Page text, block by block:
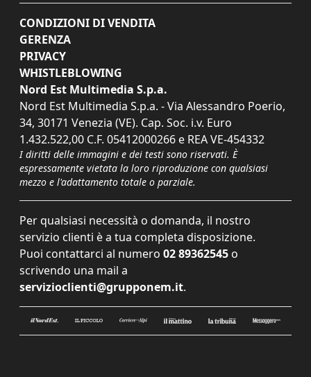
CONDIZIONI DI VENDITA
GERENZA
PRIVACY
WHISTLEBLOWING
Nord Est Multimedia S.p.a.
Nord Est Multimedia S.p.a. - Via Alessandro Poerio,
34, 30171 Venezia (VE). Cap. Soc. i.v. Euro
1.432.522,00 C.F. 05412000266 e REA VE-454332
I diritti delle immagini e dei testi sono riservati. È
espressamente vietata la loro riproduzione con qualsiasi
mezzo e l'adattamento totale o parziale.
Per qualsiasi necessità o domanda, il nostro
servizio clienti è a tua completa disposizione.
Puoi contattarci al numero 02 89362545 o
scrivendo una mail a
servizioclienti@grupponem.it.